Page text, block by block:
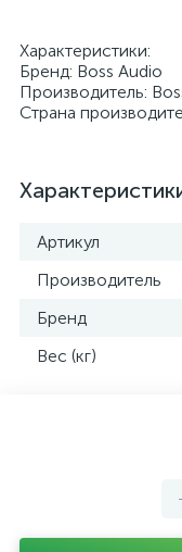
Характеристики:
Бренд: Boss Audio
Производитель:
Страна
Артикул
Производитель
Бренд
Вес (кг)